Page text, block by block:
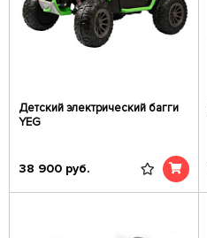
Детский электрический багги
YEG
38 900 руб.